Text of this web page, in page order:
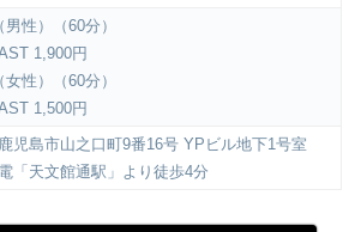
性）（60分）
1,900円
性）（60分）
1,500円
児島市山之口町9番16号 YPビル地下1号室
「天文館通駅」より徒歩4分